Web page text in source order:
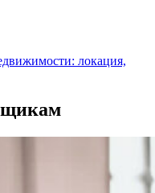
локация,